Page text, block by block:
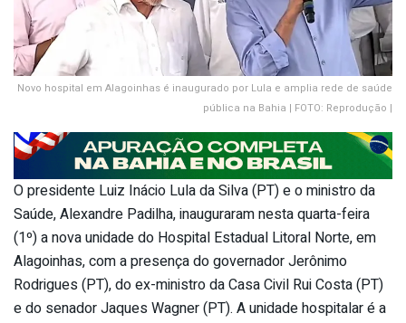
Novo hospital em Alagoinhas é inaugurado por Lula e amplia rede de saúde
pública na Bahia | FOTO: Reprodução |
O presidente Luiz Inácio Lula da Silva (PT) e o ministro da
Saúde, Alexandre Padilha, inauguraram nesta quarta-feira
(1º) a nova unidade do Hospital Estadual Litoral Norte, em
Alagoinhas, com a presença do governador Jerônimo
Rodrigues (PT), do ex-ministro da Casa Civil Rui Costa (PT)
e do senador Jaques Wagner (PT). A unidade hospitalar é a